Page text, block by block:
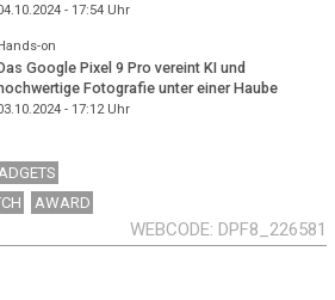
- 17:54Uhr
on
Google Pixel 9 Pro vereint KI und
hochwertige Fotografie unter einer Haube
- 17:12Uhr
AWARD
WEBCODE DPF8_226581